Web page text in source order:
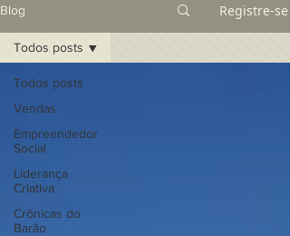
Blog Registre-se
Todos posts
Vendas
Empreendedor
Social
Liderança
Criativa
Crônicas do
Barão
Todos posts